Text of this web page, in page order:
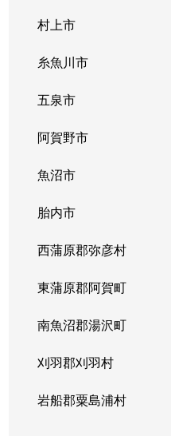
村上市
糸魚川市
五泉市
阿賀野市
魚沼市
胎内市
西蒲原郡弥彦村
東蒲原郡阿賀町
南魚沼郡湯沢町
刈羽郡刈羽村
岩船郡粟島浦村